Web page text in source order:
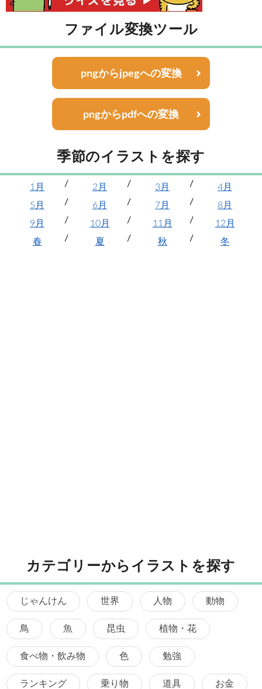
ファイル変換ツール
pngからjpegへの変換
pngからpdfへの変換
季節のイラストを探す
1月 2月 3月
4月
5月
6月 7月
8月
9月
10月 11月
12月
春
夏 秋 冬
カテゴリーからイラストを探す
じゃんけん 世界 人物 動物
鳥 魚 昆虫 植物・花
食べ物・飲み物 色 勉強
ランキング 乗り物 道具 お金